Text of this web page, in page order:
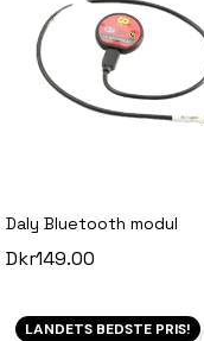
Daly Bluetooth modul
Dkr149.00
LANDETS BEDSTE PRIS!